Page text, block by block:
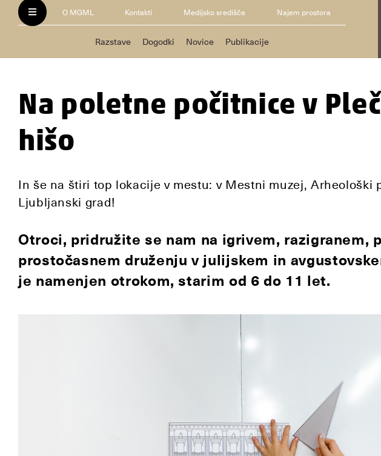
O MGML Kontakti Medijsko središče Najem prostora
Razstave Dogodki Novice Publikacije
Na poletne počitnice v
hišo
In še na štiri top lokacije v mestu: v Mestni muzej, Arheološki
Ljubljanski grad!
Otroci, pridružite se nam na igrivem, razigranem,
prostočasnem druženju v julijskem in
je namenjen otrokom, starim od 6 do 11 let.